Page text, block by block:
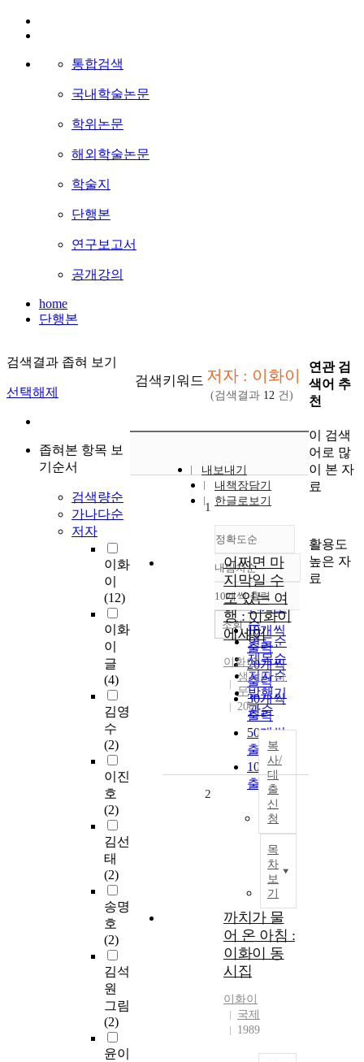
통합검색
국내학술논문
학위논문
해외학술논문
학술지
단행본
연구보고서
공개강의
home
단행본
검색결과 좁혀 보기
선택해제
좁혀본 항목 보
기순서
검색량순
가나다순
저자
이화
이
(12)
이화
이
글
(4)
김영
수
(2)
이진
호
(2)
김선
태
(2)
송명
호
(2)
김석
원
그림
(2)
윤이
검색키워드 저자 : 이화이
(검색결과 12 건)
내보내기
내책장담기
한글로보기
정확도순
정확도
순
인기도
순
연도순
제목순
저자순
발행기
관순
내림차순
내림차순
10개씩 출력
10개씩
출력
20개씩
출력
30개씩
출력
50개씩
출력
100개씩
출력
조회
1
어쩌면 마
지막일 수
도 있는 여
행 : 이화이
에세이
이화이
생각의 나
무
2001
복
사/
대
출
신
청
목
차
보
기
2
까치가 물
어 온 아침 :
이화이 동
시집
이화이
국제
1989
연관 검
색어 추
천
이 검색
어로 많
이 본 자
료
활용도
높은 자
료